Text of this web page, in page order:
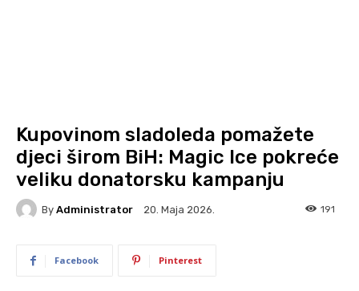
Kupovinom sladoleda pomažete
djeci širom BiH: Magic Ice pokreće
veliku donatorsku kampanju
By Administrator 20. Maja 2026. 191
Facebook Pinterest